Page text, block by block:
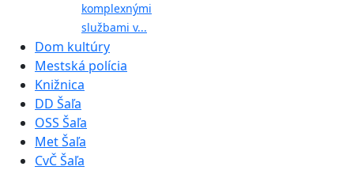
komplexnými
službami v...
Dom kultúry
Mestská polícia
Knižnica
DD Šaľa
OSS Šaľa
Met Šaľa
CvČ Šaľa